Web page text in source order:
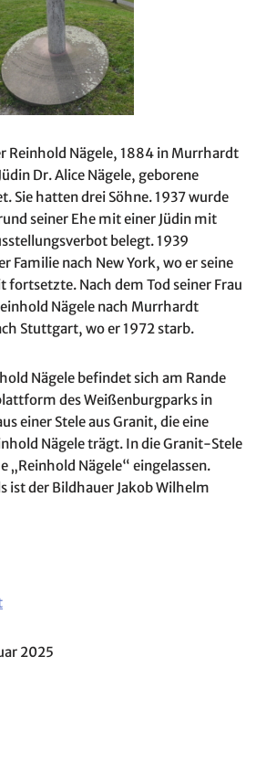
Reinhold Nägele, 1884 in Murrhardt
Dr. Alice Nägele, geborene
Sie hatten drei Söhne. 1937 wurde
seiner Ehe mit einer Jüdin mit
belegt. 1939
Familie nach New York, wo er seine
fortsetzte. Nach dem Tod seiner Frau
Nägele nach Murrhardt
Stuttgart, wo er 1972 starb.
Nägele befindet sich am Rande
des Weißenburgparks in
einer Stele aus Granit, die eine
Nägele trägt. In die Granit-Stele
„Reinhold Nägele“ eingelassen.
ist der Bildhauer Jakob Wilhelm
2025